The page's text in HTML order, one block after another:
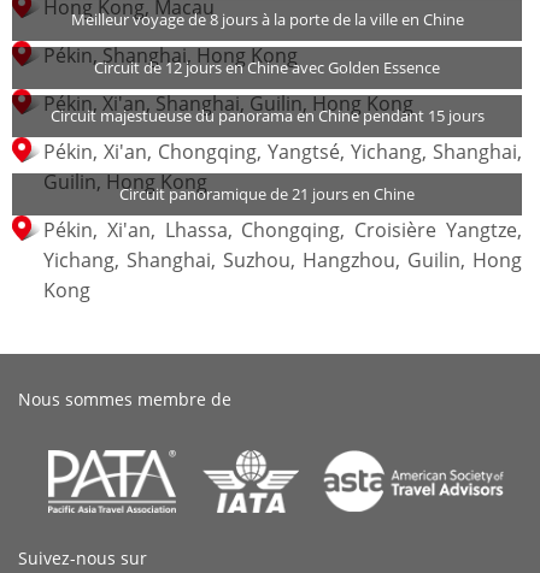
Hong Kong, Macau
Meilleur voyage de 8 jours à la porte de la ville en Chine
Pékin, Shanghai, Hong Kong
Circuit de 12 jours en Chine avec Golden Essence
Pékin, Xi'an, Shanghai, Guilin, Hong Kong
Circuit majestueuse du panorama en Chine pendant 15 jours
Pékin, Xi'an, Chongqing, Yangtsé, Yichang, Shanghai,
Guilin, Hong Kong
Circuit panoramique de 21 jours en Chine
Pékin, Xi'an, Lhassa, Chongqing, Croisière Yangtze,
Yichang, Shanghai, Suzhou, Hangzhou, Guilin, Hong
Kong
Nous sommes membre de
Suivez-nous sur